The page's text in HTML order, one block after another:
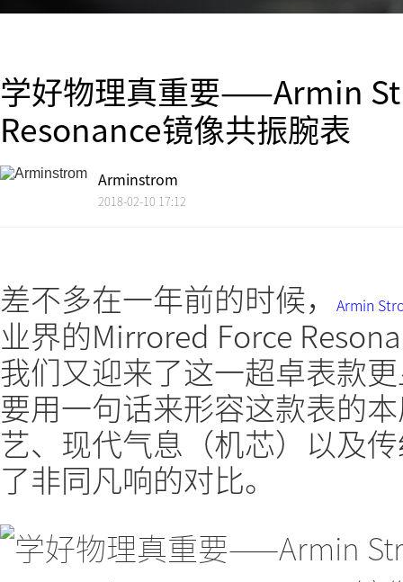
学好物理真重要——Armin
Resonance镜像共振腕表
Arminstrom
2018-02-10 17:12
差不多在一年前的时候， Armin
业界的Mirrored Force
我们又迎来了这一超卓表款
要用一句话来形容这款表的
艺、现代气息（机芯）以及
了非同凡响的对比。